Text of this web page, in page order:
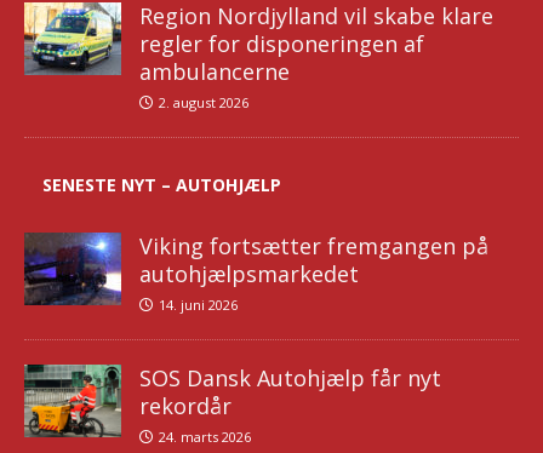
Region Nordjylland vil skabe klare
regler for disponeringen af
ambulancerne
2. august 2026
SENESTE NYT – AUTOHJÆLP
Viking fortsætter fremgangen på
autohjælpsmarkedet
14. juni 2026
SOS Dansk Autohjælp får nyt
rekordår
24. marts 2026